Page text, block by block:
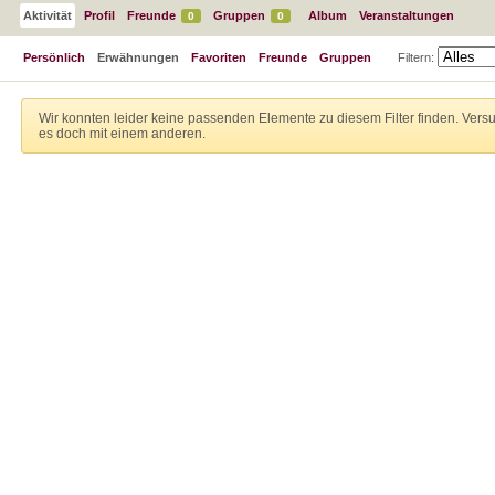
Aktivität Profil Freunde 0 Gruppen 0 Album Veranstaltungen
Persönlich Erwähnungen Favoriten Freunde Gruppen Filtern:
Wir konnten leider keine passenden Elemente zu diesem Filter finden.
es doch mit einem anderen.